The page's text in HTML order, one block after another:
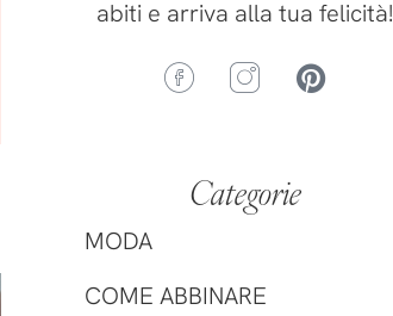
abiti e arriva alla tua felicità!
Categorie
MODA
COME ABBINARE